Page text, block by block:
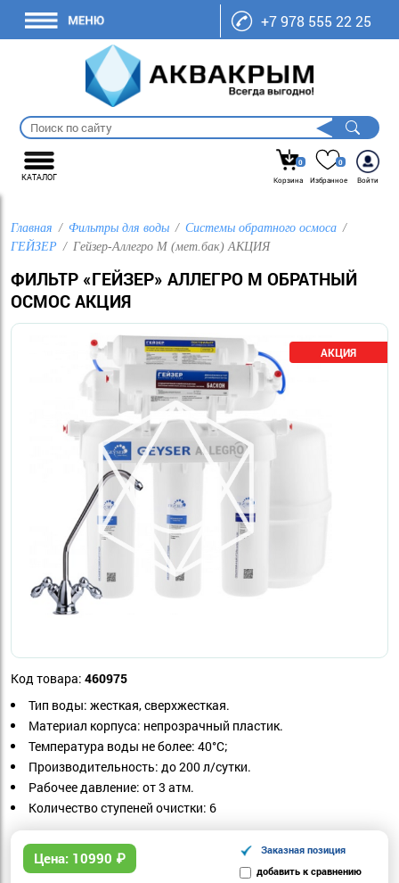
+7 978 555 22 25
КАТАЛОГ
0
Корзина
0
Избранное
Войти
Главная Фильтры для воды
Системы обратного осмоса
ГЕЙЗЕР
Гейзер-Аллегро М (мет.бак) АКЦИЯ
ФИЛЬТР «ГЕЙЗЕР» АЛЛЕГРО М ОБРАТНЫЙ
ОСМОС АКЦИЯ
Код товара: 460975
Тип воды: жесткая, сверхжесткая.
Материал корпуса: непрозрачный пластик.
Температура воды не более: 40°С;
Производительность: до 200 л/сутки.
Рабочее давление: от 3 атм.
Количество ступеней очистки: 6
Цена: 10990 ₽
Заказная позиция
добавить к сравнению